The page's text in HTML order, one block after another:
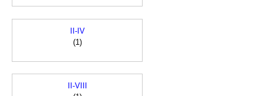
II-IV
(1)
II-VIII